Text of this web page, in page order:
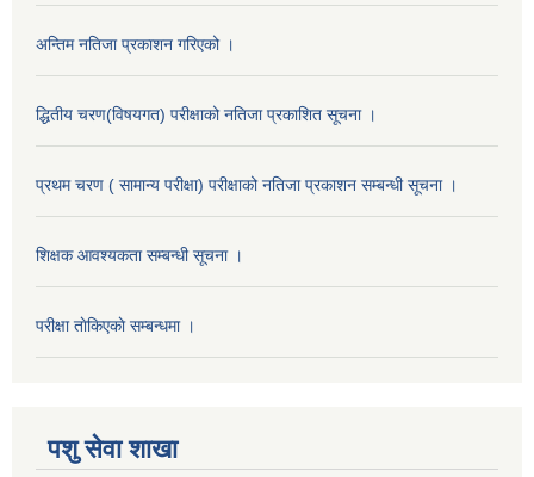
अन्तिम नतिजा प्रकाशन गरिएको ।
द्धितीय चरण(विषयगत) परीक्षाको नतिजा प्रकाशित सूचना ।
प्रथम चरण ( सामान्य परीक्षा) परीक्षाको नतिजा प्रकाशन सम्बन्धी सूचना ।
शिक्षक आवश्यकता सम्बन्धी सूचना ।
परीक्षा ताेकिएकाे सम्बन्धमा ।
पशु सेवा शाखा